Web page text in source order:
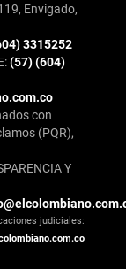
Envigado,
3315252
(57) (604)
con
(PQR),
Y
judiciales: